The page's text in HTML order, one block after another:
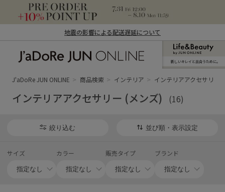
地震の影響による配送遅延について
ン オンライン）
新しいキレイと出合うために。
J'aDoRe JUN ONLINE 商品検索 インテリア インテリアアクセサリー
インテリアアクセサリー (メンズ) (16)
絞り込む 並び順・表示設定
サイズ カラー 販売タイプ ブランド